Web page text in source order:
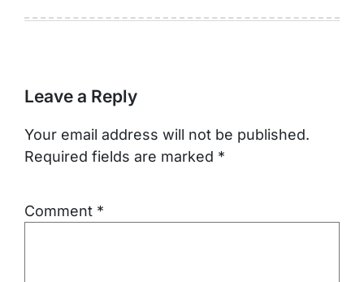
Leave a Reply
Your email address will not be published.
Required fields are marked *
Comment *